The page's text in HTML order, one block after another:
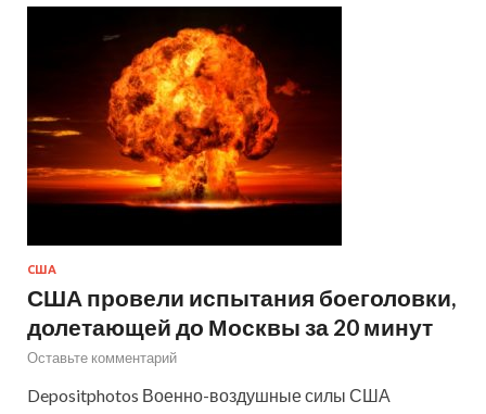
США
США провели испытания боеголовки,
долетающей до Москвы за 20 минут
Оставьте комментарий
Depositphotos Военно-воздушные силы США